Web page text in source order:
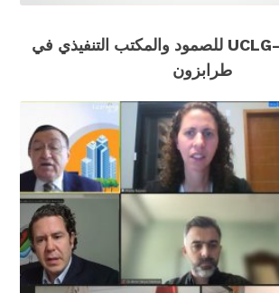
منتدى UCLG-MEWA للصمود والمكتب التنفيذي في
طرابزون